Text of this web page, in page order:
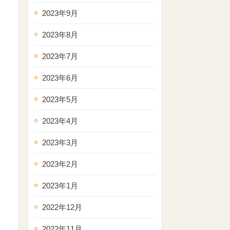
2023年9月
2023年8月
2023年7月
2023年6月
2023年5月
2023年4月
2023年3月
2023年2月
2023年1月
2022年12月